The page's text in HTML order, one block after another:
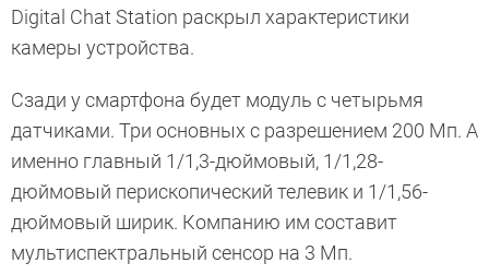
Digital Chat Station раскрыл характеристики
камеры устройства.
Сзади у смартфона будет модуль с четырьмя
датчиками. Три основных с разрешением 200 Мп. А
именно главный 1/1,3-дюймовый, 1/1,28-
дюймовый перископический телевик и 1/1,56-
дюймовый ширик. Компанию им составит
мультиспектральный сенсор на 3 Мп.